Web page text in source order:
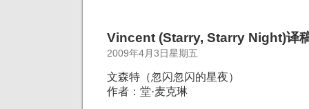
Vincent (Starry, Starry Night)译
2009年4月3日星期五
文森特（忽闪忽闪的星夜）
作者：堂·麦克琳